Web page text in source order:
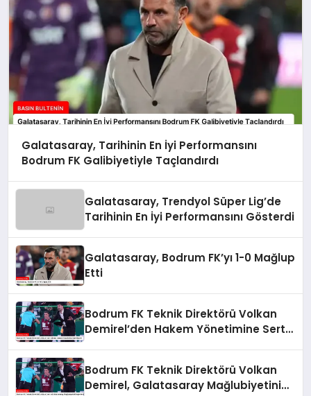
Galatasaray, Tarihinin En İyi Performansını
Bodrum FK Galibiyetiyle Taçlandırdı
Galatasaray, Trendyol Süper Lig’de
Tarihinin En İyi Performansını Gösterdi
Galatasaray, Bodrum FK’yı 1-0 Mağlup
Etti
Bodrum FK Teknik Direktörü Volkan
Demirel’den Hakem Yönetimine Sert
Bodrum FK Teknik Direktörü Volkan
Demirel, Galatasaray Mağlubiyetini